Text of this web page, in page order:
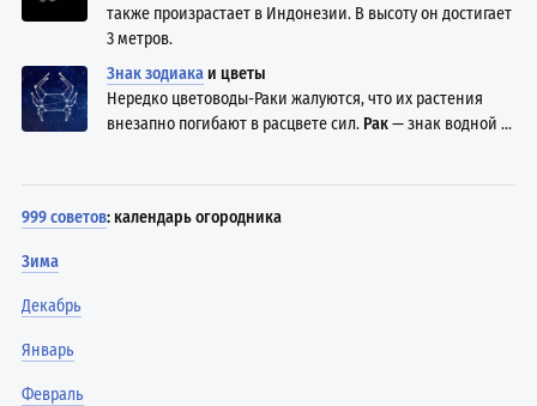
также произрастает в Индонезии. В высоту он достигает
3 метров.
Знак зодиака и цветы
Нередко цветоводы-Раки жалуются, что их растения
внезапно погибают в расцвете сил. Рак— знак водной ...
999 советов: календарь огородника
Зима
Декабрь
Январь
Февраль